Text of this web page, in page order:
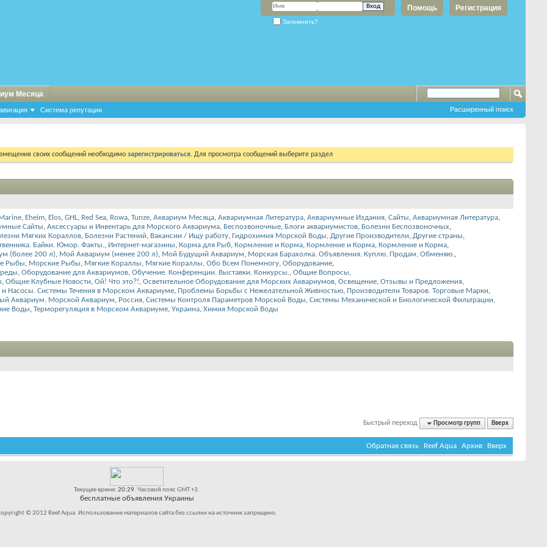
Регистрация
Помощь
Запомнить?
Система репутации
Месяца
Расширенный поиск
своих сообщений необходимо зарегистрироваться. Для просмотра сообщений выберите раздел
, Eheim, Elos, GHL Red Sea, Rowa, Tunze, Аквариум Месяца, Аквариумная Литература, Аквариумные Издания, Сайты, Аквариумная Литература,
Сайты Аксессуары и Инвентарь для Морского Аквариума, Беспозвоночные, Блоги аквариумистов, Болезни Беспозвоночных,
Мягких Кораллов, Болезни Растений, Вакансии / Ищу работу, Гидрохимия Морской Воды Другие Производители, Другие страны
Байки. Юмор. Факты.
Интернет-магазины Корма для Рыб, Кормление и Корма, Кормление и Корма, Кормление и Корма,
(более 200 л)
Мой Аквариум (менее 200 л) Мой Будущий Аквариум Морская Барахолка. Объявления. Куплю, Продам, Обменяю.
Рыбы
Морские Рыбы Мягкие Кораллы Мягкие Кораллы Обо Всем Понемногу, Оборудование,
Оборудование для Аквариумов, Обучение. Конференции. Выставки. Конкурсы. Общие Вопросы
, Общие Клубные Новости, Ой! Что это?! Осветительное Оборудование для Морских Аквариумов, Освещение, Отзывы и Предложения,
Насосы. Системы Течения в Морском Аквариуме, Проблемы Борьбы с Нежелательной Живностью, Производители Товаров. Торговые Марки,
Аквариум, Морской Аквариум
Россия, Системы Контроля Параметров Морской Воды Системы Механической и Биологической Фильтрации,
Воды Терморегуляция в Морском Аквариуме, Украина, Химия Морской Воды
Быстрый переход Просмотр групп Вверх
Обратная связь Reef Aqua Архив Вверх
Текущее время: 20:29. Часовой пояс GMT +3.
бесплатные объявления Украины
© 2012 Reef Aqua. Использование материалов сайта без ссылки на источник запрещено.